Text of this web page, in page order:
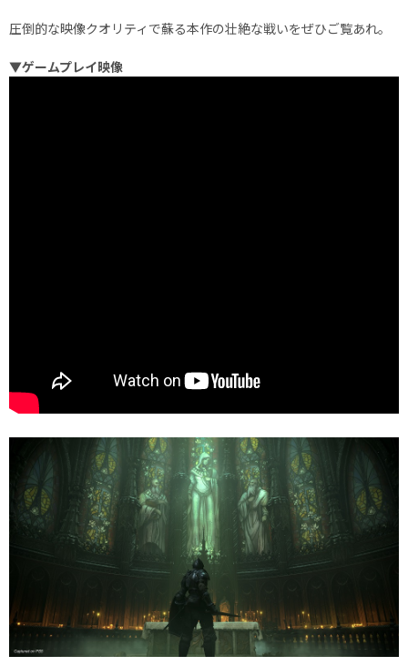
圧倒的な映像クオリティで蘇る本作の壮絶な戦いをぜひご覧あれ。
▼ゲームプレイ映像